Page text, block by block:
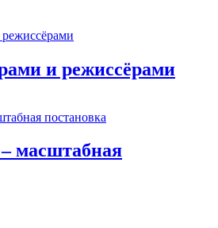
и режиссёрами
масштабная